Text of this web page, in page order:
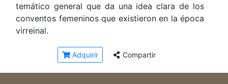
temático general que da una idea clara de los
conventos femeninos que existieron en la época
virreinal.
Adquirir Compartir